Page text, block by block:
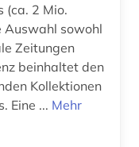
(ca. 2 Mio.
sowohl
Zeitungen
beinhaltet den
Kollektionen
Eine ... Mehr